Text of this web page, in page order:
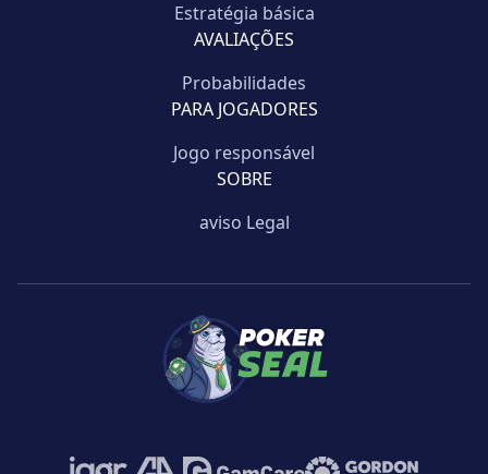
Estratégia básica
AVALIAÇÕES
Probabilidades
PARA JOGADORES
Jogo responsável
SOBRE
aviso Legal